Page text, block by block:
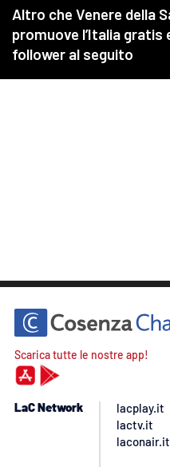
Scarica tutte le nostre app!
LaC Network
lacplay.it
lactv.it
laconair.it